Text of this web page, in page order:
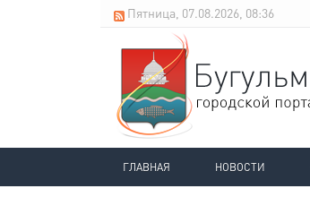
Пятница, 07.08.2026, 08:36
ГЛАВНАЯ НОВОСТИ